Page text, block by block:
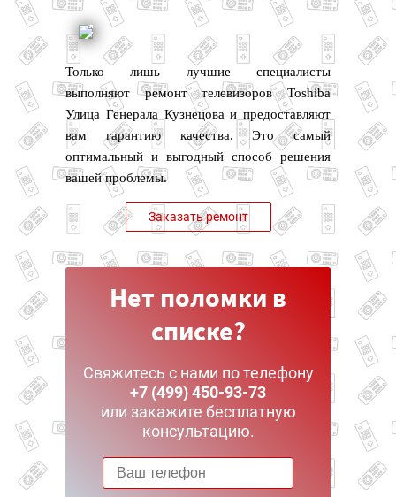
Только лишь лучшие специалисты
выполняют ремонт телевизоров Toshiba
Улица Генерала Кузнецова и предоставляют
вам гарантию качества. Это самый
оптимальный и выгодный способ решения
вашей проблемы.
Заказать ремонт
Нет поломки в
списке?
Свяжитесь с нами по телефону
+7 (499) 450-93-73
или закажите бесплатную
консультацию.